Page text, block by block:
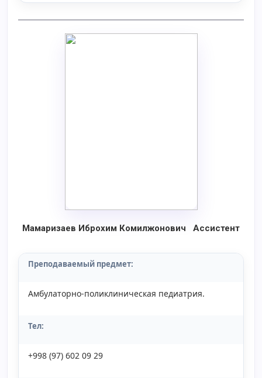
Мамаризаев Иброхим Комилжонович Ассистент
Преподаваемый предмет:
Амбулаторно-поликлиническая педиатрия.
Тел:
+998 (97) 602 09 29